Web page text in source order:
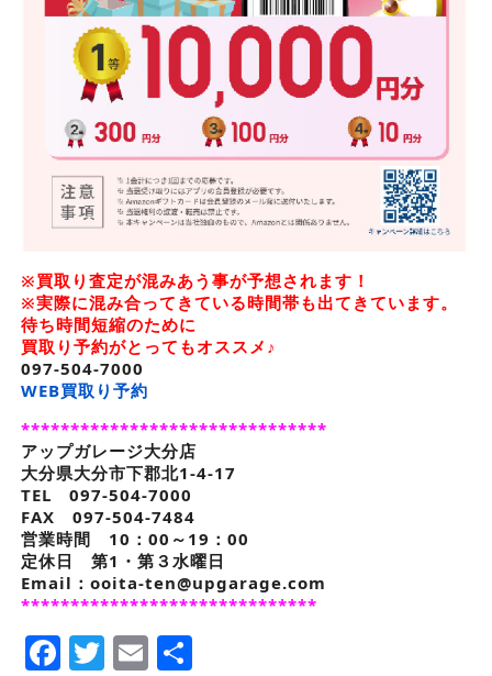
※買取り査定が混みあう事が予想されます！
※実際に混み合ってきている時間帯も出てきています。
待ち時間短縮のために
買取り予約がとってもオススメ♪
097-504-7000
WEB買取り予約
*******************************
アップガレージ大分店
大分県大分市下郡北1-4-17
TEL 097-504-7000
FAX 097-504-7484
営業時間 10：00～19：00
定休日 第1・第３水曜日
Email：ooita-ten@upgarage.com
******************************
Facebook
Twitter
EmailShare